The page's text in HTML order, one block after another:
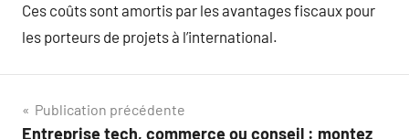
Ces coûts sont amortis par les avantages fiscaux pour
les porteurs de projets à l’international.
Navigation
Publication précédente
Entreprise tech, commerce ou conseil : montez